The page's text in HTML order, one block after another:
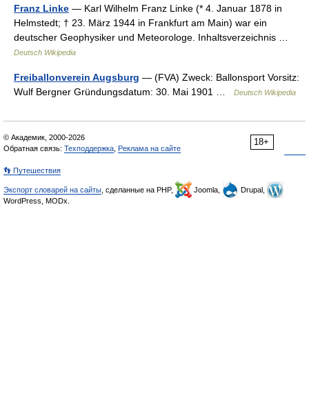
Franz Linke — Karl Wilhelm Franz Linke (* 4. Januar 1878 in
Helmstedt; † 23. März 1944 in Frankfurt am Main) war ein
deutscher Geophysiker und Meteorologe. Inhaltsverzeichnis …
Deutsch Wikipedia
Freiballonverein Augsburg — (FVA) Zweck: Ballonsport Vorsitz:
Wulf Bergner Gründungsdatum: 30. Mai 1901 …
Deutsch Wikipedia
18+
© Академик, 2000-2026
Обратная связь: Техподдержка Реклама на сайте
👣 Путешествия
Экспорт словарей на сайты , сделанные на PHP, Joomla,
Drupal,
WordPress, MODx.